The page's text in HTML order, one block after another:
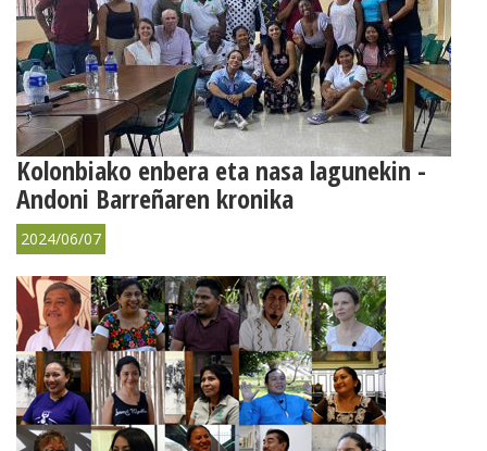
Kolonbiako enbera eta nasa lagunekin -
Andoni Barreñaren kronika
2024/06/07